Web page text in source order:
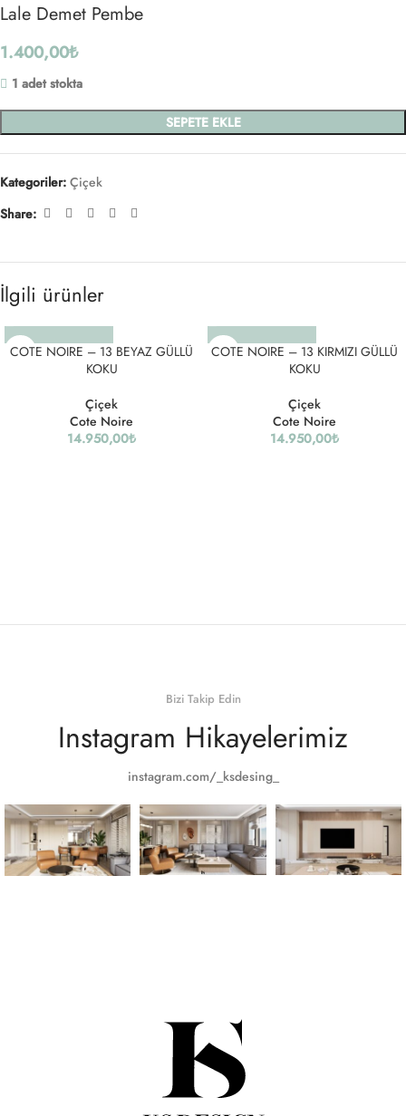
Lale Demet Pembe
1.400,00₺
1 adet stokta
SEPETE EKLE
Kategoriler: Çiçek
Share:
İlgili ürünler
COTE NOIRE – 13 BEYAZ GÜLLÜ
KOKU
Çiçek
Cote Noire
14.950,00₺
COTE NOIRE – 13 KIRMIZI GÜLLÜ
KOKU
Çiçek
Cote Noire
14.950,00₺
Bizi Takip Edin
Instagram Hikayelerimiz
instagram.com/_ksdesing_